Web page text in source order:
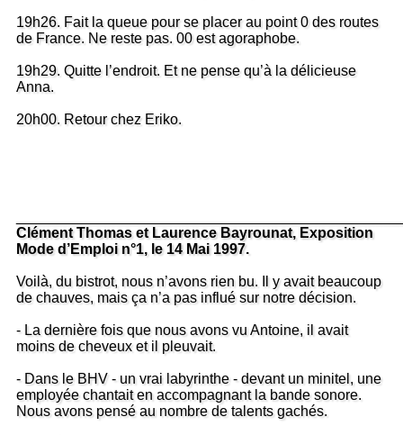
19h26. Fait la queue pour se placer au point 0 des routes
de France. Ne reste pas. 00 est agoraphobe.
19h29. Quitte l’endroit. Et ne pense qu’à la délicieuse
Anna.
20h00. Retour chez Eriko.
Clément Thomas et Laurence Bayrounat, Exposition
Mode d’Emploi n°1, le 14 Mai 1997.
Voilà, du bistrot, nous n’avons rien bu. Il y avait beaucoup
de chauves, mais ça n’a pas influé sur notre décision.
- La dernière fois que nous avons vu Antoine, il avait
moins de cheveux et il pleuvait.
- Dans le BHV - un vrai labyrinthe - devant un minitel, une
employée chantait en accompagnant la bande sonore.
Nous avons pensé au nombre de talents gachés.